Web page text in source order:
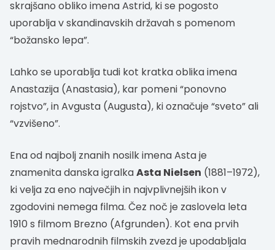
skrajšano obliko imena Astrid, ki se pogosto
uporablja v skandinavskih državah s pomenom
“božansko lepa”.
Lahko se uporablja tudi kot kratka oblika imena
Anastazija (Anastasia), kar pomeni “ponovno
rojstvo”, in Avgusta (Augusta), ki označuje “sveto” ali
“vzvišeno”.
Ena od najbolj znanih nosilk imena Asta je
znamenita danska igralkaAsta Nielsen (1881–1972),
ki velja za eno največjih in najvplivnejših ikon v
zgodovini nemega filma. Čez noč je zaslovela leta
1910 s filmom Brezno (Afgrunden). Kot ena prvih
pravih mednarodnih filmskih zvezd je upodabljala